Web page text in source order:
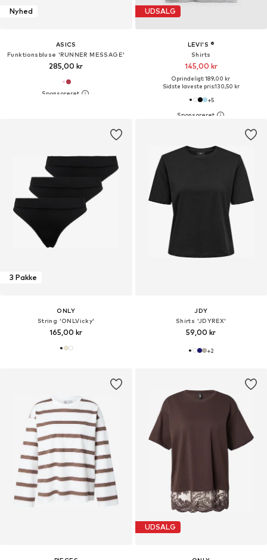
Nyhed
ASICS
Funktionsbluse 'RUNNER MESSAGE'
285,00 kr
UDSALG
LEVI'S ®
Shirts
145,00 kr
Oprindeligt: 189,00 kr
Sidste laveste pris:130,50 kr
+5
3 Pakke
ONLY
String 'ONLVicky'
165,00 kr
JDY
Shirts 'JDYREX'
59,00 kr
+2
UDSALG